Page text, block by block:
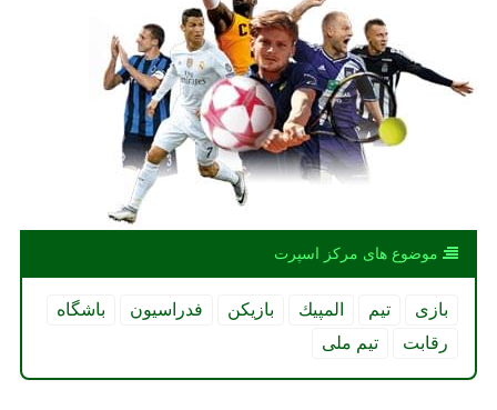
موضوع های مركز اسپرت
بازی تیم المپیك بازیكن فدراسیون
باشگاه
رقابت
تیم ملی